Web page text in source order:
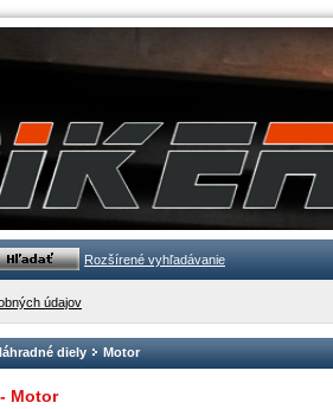
Rozšírené vyhľadávanie
údajov
diely Motor
Motor